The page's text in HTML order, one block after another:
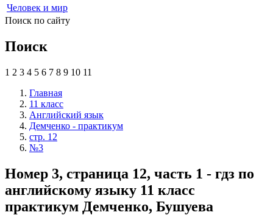
Человек и мир
Поиск по сайту
Поиск
1 2 3 4 5 6 7 8 9 10 11
Главная
11 класс
Английский язык
Демченко - практикум
стр. 12
№3
Номер 3, страница 12, часть 1 - гдз по
английскому языку 11 класс
практикум Демченко, Бушуева